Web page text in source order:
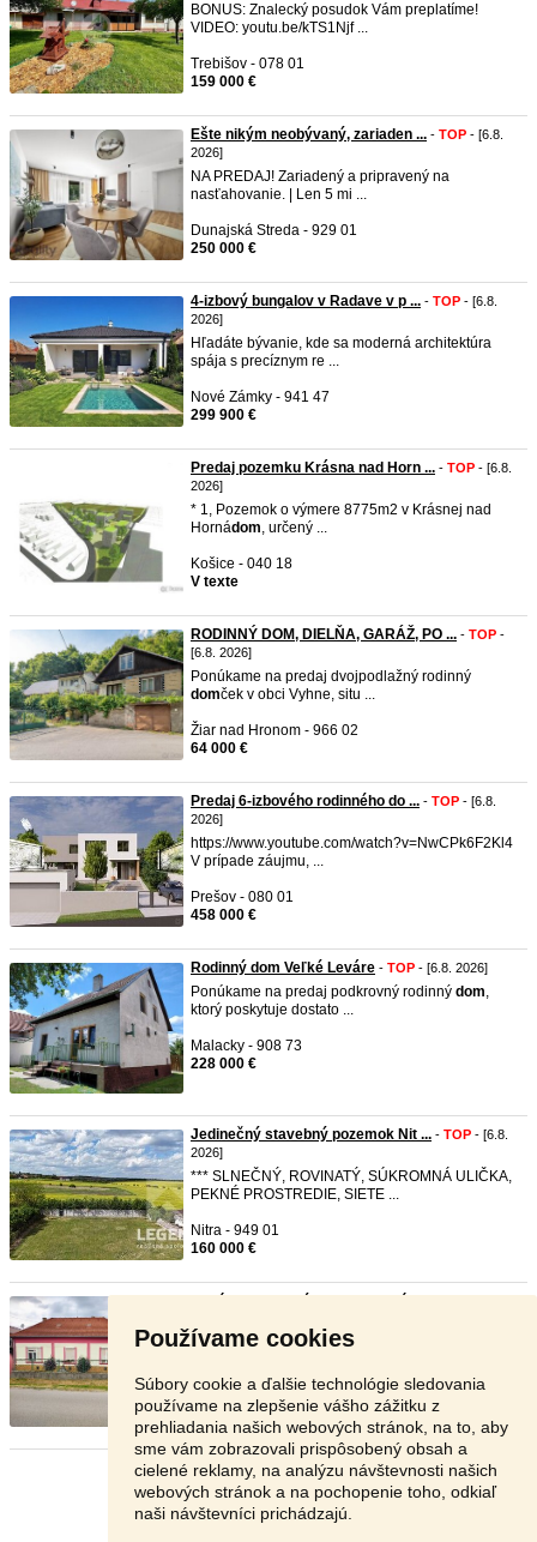
Používame cookies
Súbory cookie a ďalšie technológie sledovania
používame na zlepšenie vášho zážitku z
prehliadania našich webových stránok, na to, aby
sme vám zobrazovali prispôsobený obsah a
cielené reklamy, na analýzu návštevnosti našich
webových stránok a na pochopenie toho, odkiaľ
naši návštevníci prichádzajú.
BONUS: Znalecký posudok Vám preplatíme!
VIDEO: youtu.be/kTS1Njf ...
Trebišov - 078 01
159 000 €
Ešte nikým neobývaný, zariaden ... - TOP - [6.8.
2026]
NA PREDAJ! Zariadený a pripravený na
nasťahovanie. | Len 5 mi ...
Dunajská Streda - 929 01
250 000 €
4-izbový bungalov v Radave v p ... - TOP - [6.8.
2026]
Hľadáte bývanie, kde sa moderná architektúra
spája s precíznym re ...
Nové Zámky - 941 47
299 900 €
Predaj pozemku Krásna nad Horn ... - TOP - [6.8.
2026]
* 1, Pozemok o výmere 8775m2 v Krásnej nad
Hornádom, určený ...
Košice - 040 18
V texte
RODINNÝ DOM, DIELŇA, GARÁŽ, PO ... - TOP -
[6.8. 2026]
Ponúkame na predaj dvojpodlažný rodinný
domček v obci Vyhne, situ ...
Žiar nad Hronom - 966 02
64 000 €
Predaj 6-izbového rodinného do ... - TOP - [6.8.
2026]
https://www.youtube.com/watch?v=NwCPk6F2Kl4
V prípade záujmu, ...
Prešov - 080 01
458 000 €
Rodinný dom Veľké Leváre - TOP - [6.8. 2026]
Ponúkame na predaj podkrovný rodinný dom,
ktorý poskytuje dostato ...
Malacky - 908 73
228 000 €
Jedinečný stavebný pozemok Nit ... - TOP - [6.8.
2026]
*** SLNEČNÝ, ROVINATÝ, SÚKROMNÁ ULIČKA,
PEKNÉ PROSTREDIE, SIETE ...
Nitra - 949 01
160 000 €
Rodinnýdoms veľkým potenciálom v obci Zemné
Nové Zámky - 941 22
75 000 €
Stránka: 1 2 3 Ďalšia